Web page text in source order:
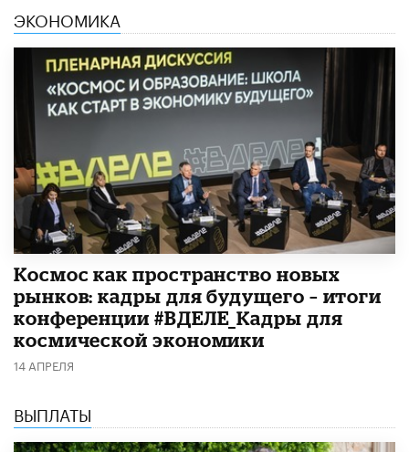
ЭКОНОМИКА
Космос как пространство новых
рынков: кадры для будущего – итоги
конференции #ВДЕЛЕ_Кадры для
космической экономики
14 АПРЕЛЯ
ВЫПЛАТЫ